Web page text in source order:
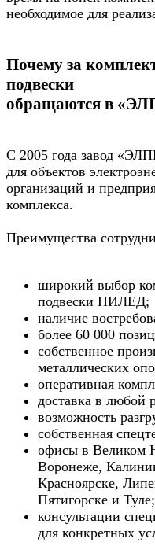
необходимое для
Почему за
подвески
обращаются в
С 2005 года завод
для объектов
организаций и
комплекса.
Преимущества
широкий выбор
подвески НИЛЕД;
наличие
более 60 000
собственное
металлических
оперативная
доставка в любой
возможность
собственная
офисы в Великом
Воронеже,
Красноярске,
Пятигорске и Туле;
консультации
для конкретных